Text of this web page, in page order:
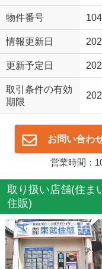
物件番号
情報更新日
更新予定日
取引条件の有効
期限
お問い合わ
営業時間：
取り扱い店舗(住ま
住販)